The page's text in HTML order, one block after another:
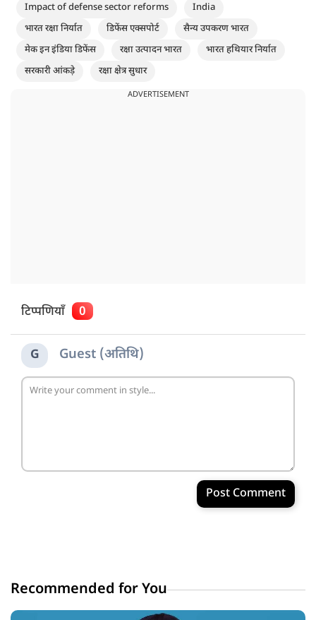
Impact of defense sector reforms
India
भारत रक्षा निर्यात
डिफेंस एक्सपोर्ट
सैन्य उपकरण भारत
मेक इन इंडिया डिफेंस
रक्षा उत्पादन भारत
भारत हथियार निर्यात
सरकारी आंकड़े
रक्षा क्षेत्र सुधार
ADVERTISEMENT
टिप्पणियाँ 0
G Guest (अतिथि)
Post Comment
Recommended for You